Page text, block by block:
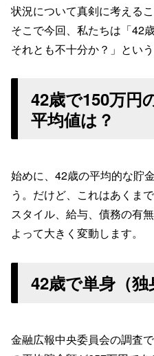
状況について真剣に考える
そこで今回、私たちは「42
それとも不十分か？」とい
42歳で150万円
平均値は？
始めに、42歳の平均的な貯
う。だけど、これはあくま
スタイル、給与、債務の有
よって大きく変動します。
42歳で単身（
金融広報中央委員会の調査